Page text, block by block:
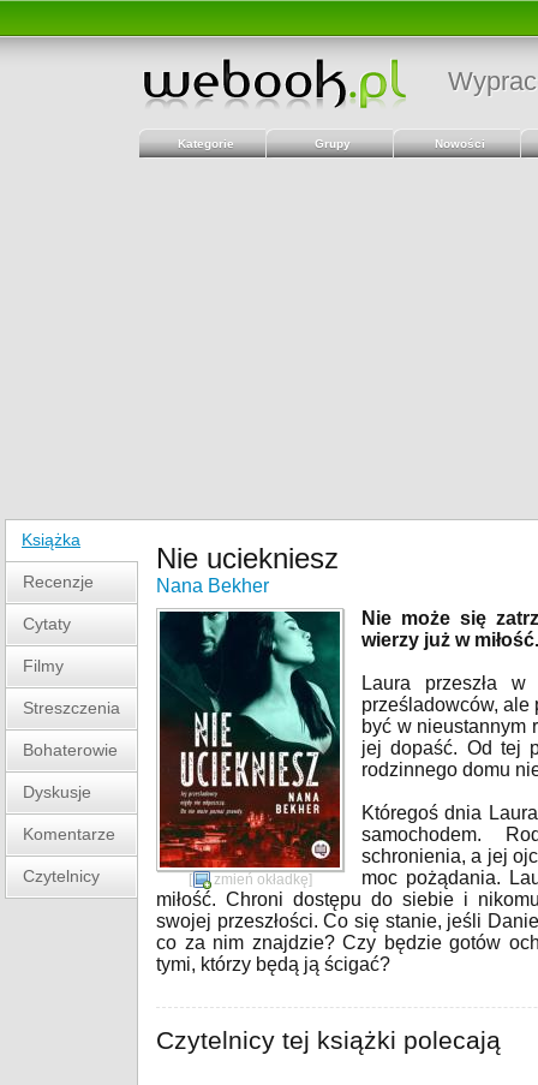
Kategorie Grupy Nowości
Książka
Recenzje
Cytaty
Filmy
Streszczenia
Bohaterowie
Dyskusje
Komentarze
Czytelnicy
Nie uciekniesz
Nana Bekher
[ zmień okładkę]
Nie może się
wierzy już w miłość.
Laura przeszła
prześladowców, ale
być w nieustannym
jej dopaść. Od tej
rodzinnego domu
Któregoś dnia
samochodem.
schronienia, a jej
moc pożądania.
miłość. Chroni dostępu do siebie i
swojej przeszłości. Co się stanie, jeśli
co za nim znajdzie? Czy będzie gotów
tymi, którzy będą ją ścigać?
Czytelnicy tej książki polecają